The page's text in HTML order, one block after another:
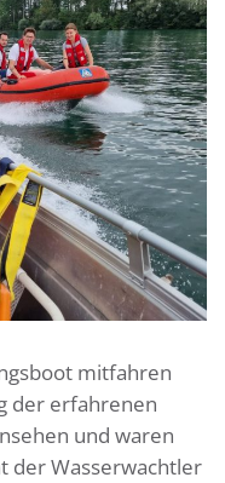
mitfahren
der erfahrenen
und waren
der Wasserwachtler